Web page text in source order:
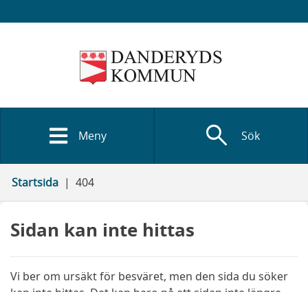
Meny search Sök
Startsida 404
Sidan kan inte hittas
Vi ber om ursäkt för besväret, men den sida du söker